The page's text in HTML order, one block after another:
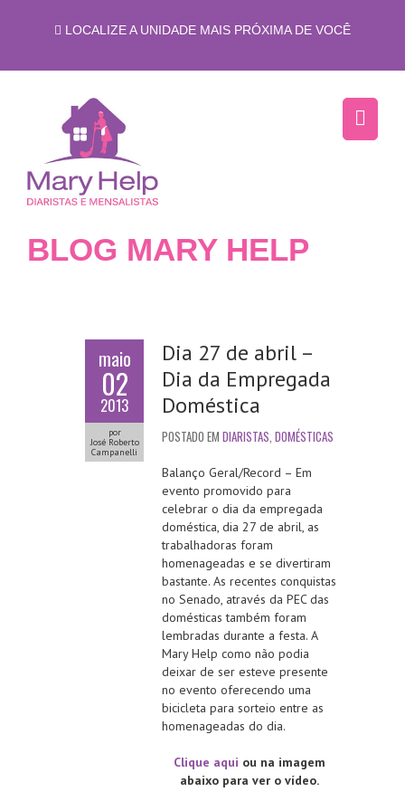
LOCALIZE A UNIDADE MAIS PRÓXIMA DE VOCÊ
BLOG MARY HELP
maio
02
2013
por
José Roberto
Campanelli
Dia 27 de abril –
Dia da Empregada
Doméstica
POSTADO EM DIARISTAS, DOMÉSTICAS
Balanço Geral/Record – Em
evento promovido para
celebrar o dia da empregada
doméstica, dia 27 de abril, as
trabalhadoras foram
homenageadas e se divertiram
bastante. As recentes conquistas
no Senado, através da PEC das
domésticas também foram
lembradas durante a festa. A
Mary Help como não podia
deixar de ser esteve presente
no evento oferecendo uma
bicicleta para sorteio entre as
homenageadas do dia.
Clique aqui ou na imagem
abaixo para ver o vídeo.